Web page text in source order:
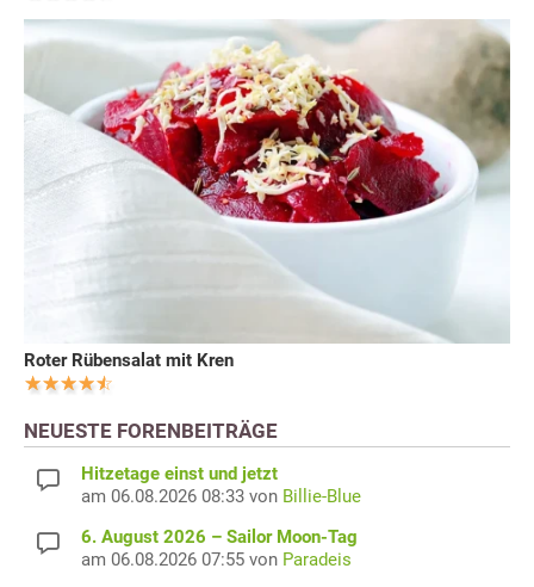
Roter Rübensalat mit Kren
NEUESTE FORENBEITRÄGE
Hitzetage einst und jetzt
am 06.08.2026 08:33 von Billie-Blue
6. August 2026 – Sailor Moon-Tag
am 06.08.2026 07:55 von Paradeis